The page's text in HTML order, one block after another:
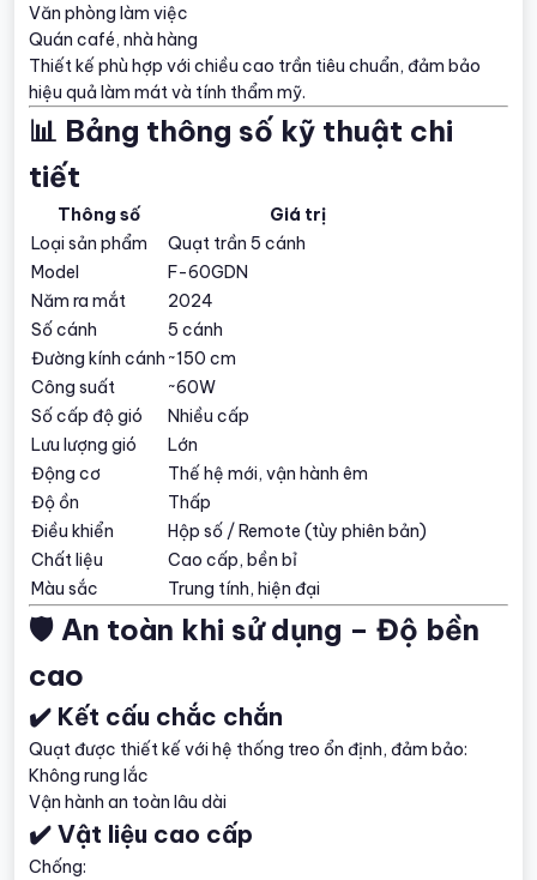
Văn phòng làm việc
Quán café, nhà hàng
Thiết kế phù hợp với chiều cao trần tiêu chuẩn, đảm bảo
hiệu quả làm mát và tính thẩm mỹ.
📊 Bảng thông số kỹ thuật chi
tiết
Thông số
Giá trị
Loại sản phẩm
Quạt trần 5 cánh
Model
F-60GDN
Năm ra mắt
2024
Số cánh
5 cánh
Đường kính cánh ~150 cm
Công suất
~60W
Số cấp độ gió
Nhiều cấp
Lưu lượng gió
Lớn
Động cơ
Thế hệ mới, vận hành êm
Độ ồn
Thấp
Điều khiển
Hộp số / Remote (tùy phiên bản)
Chất liệu
Cao cấp, bền bỉ
Màu sắc
Trung tính, hiện đại
🛡️ An toàn khi sử dụng – Độ bền
cao
✔️ Kết cấu chắc chắn
Quạt được thiết kế với hệ thống treo ổn định, đảm bảo:
Không rung lắc
Vận hành an toàn lâu dài
✔️ Vật liệu cao cấp
Chống: